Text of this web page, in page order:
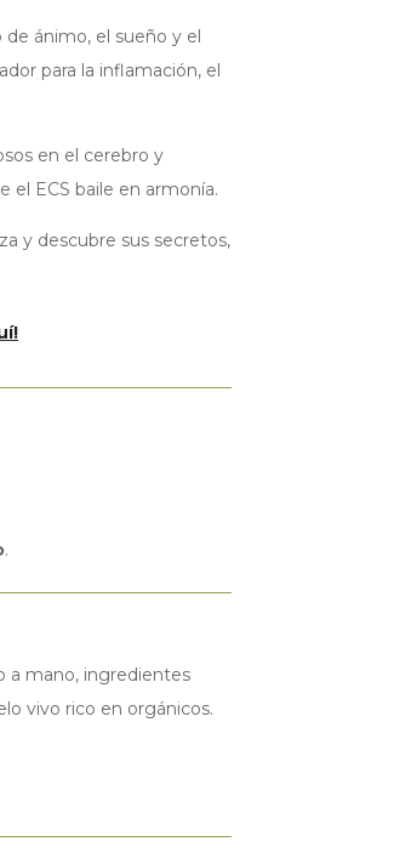
ánimo, el sueño y el
para la inflamación, el
en el cerebro y
el ECS baile en armonía.
y descubre sus secretos,
.
a mano, ingredientes
vivo rico en orgánicos.